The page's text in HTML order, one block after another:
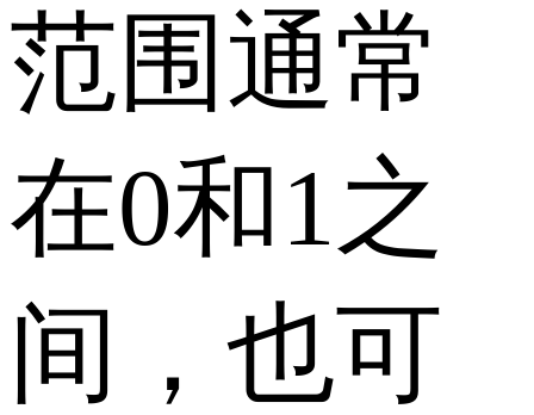
范围通常
在0和1之
间，也可